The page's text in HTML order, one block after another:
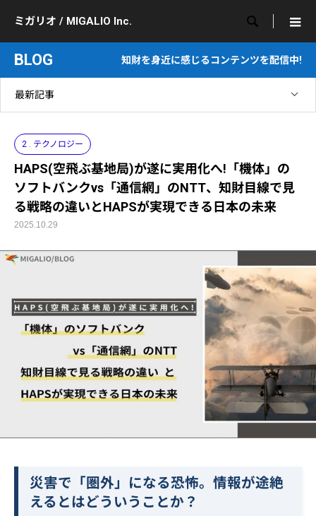
ミガリオ / MIGALIO Inc. 
BLOG 知財を身近に感じるコンテンツを配信中!
最新記事
2 . テクノロジー
HAPS(空飛ぶ基地局)が遂に実用化へ!「機体」の
ソフトバンクvs「通信網」のNTT、知財目線で見
る戦略の違いとHAPSが実現できる日本の未来
2025.10.29
災害で「圏外」になる恐怖。情報が途絶
えるとはどういうことか？